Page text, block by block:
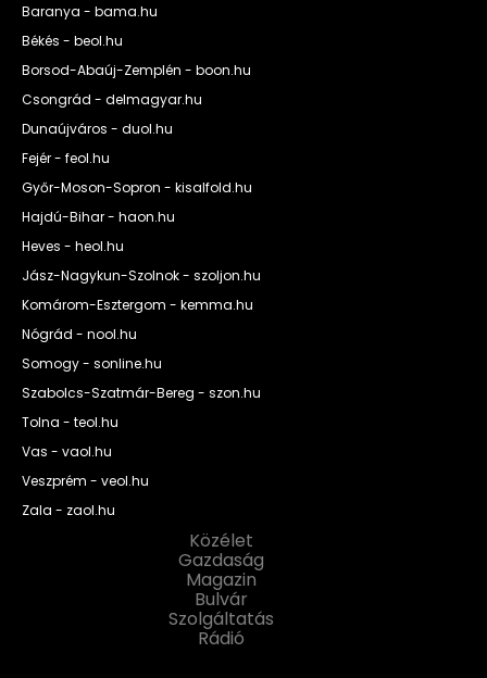
Baranya - bama.hu
Békés - beol.hu
Borsod-Abaúj-Zemplén - boon.hu
Csongrád - delmagyar.hu
Dunaújváros - duol.hu
Fejér - feol.hu
Győr-Moson-Sopron - kisalfold.hu
Hajdú-Bihar - haon.hu
Heves - heol.hu
Jász-Nagykun-Szolnok - szoljon.hu
Komárom-Esztergom - kemma.hu
Nógrád - nool.hu
Somogy - sonline.hu
Szabolcs-Szatmár-Bereg - szon.hu
Tolna - teol.hu
Vas - vaol.hu
Veszprém - veol.hu
Zala - zaol.hu
Közélet
Gazdaság
Magazin
Bulvár
Szolgáltatás
Rádió